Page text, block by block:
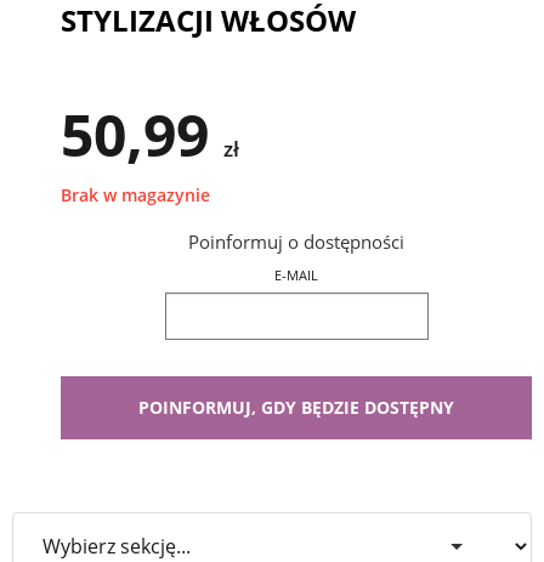
STYLIZACJI WŁOSÓW
50,99 zł
Brak w magazynie
Poinformuj o dostępności
E-MAIL